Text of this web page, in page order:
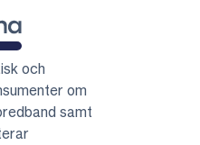
och
om
samt